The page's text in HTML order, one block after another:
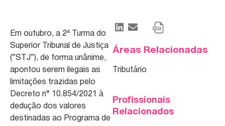
Em outubro, a 2ª Turma do
Superior Tribunal de Justiça
(“STJ”), de forma unânime,
apontou serem ilegais as
limitações trazidas pelo
Decreto n° 10.854/2021 à
dedução dos valores
destinadas ao Programa de
Áreas Relacionadas
Tributário
Profissionais
Relacionados